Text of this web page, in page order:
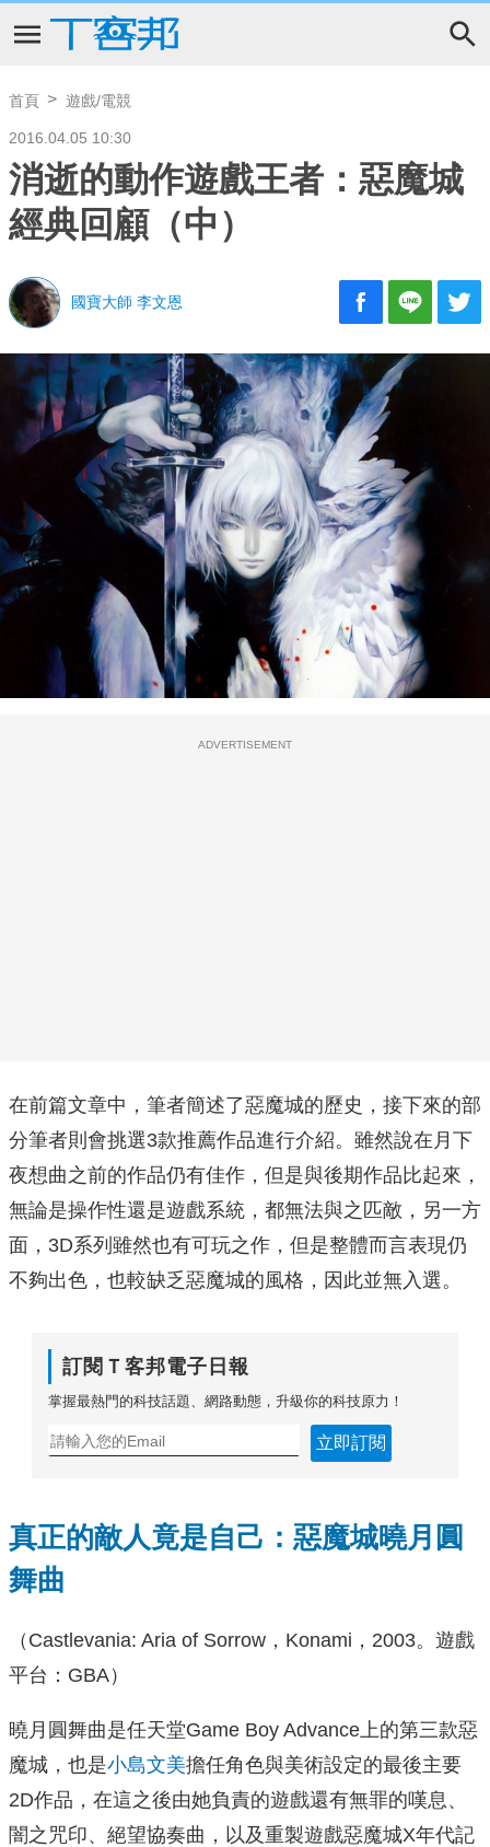
首頁 遊戲/電競
2016.04.05 10:30
消逝的動作遊戲王者：惡魔城
經典回顧（中）
國寶大師 李文恩
ADVERTISEMENT
在前篇文章中，筆者簡述了惡魔城的歷史，接下來的部
分筆者則會挑選3款推薦作品進行介紹。雖然說在月下
夜想曲之前的作品仍有佳作，但是與後期作品比起來，
無論是操作性還是遊戲系統，都無法與之匹敵，另一方
面，3D系列雖然也有可玩之作，但是整體而言表現仍
不夠出色，也較缺乏惡魔城的風格，因此並無入選。
訂閱Ｔ客邦電子日報
掌握最熱門的科技話題、網路動態，升級你的科技原力！
立即訂閱
真正的敵人竟是自己：惡魔城曉月圓
舞曲
（Castlevania: Aria of Sorrow，Konami，2003。遊戲
平台：GBA）
曉月圓舞曲是任天堂Game Boy Advance上的第三款惡
魔城，也是小島文美擔任角色與美術設定的最後主要
2D作品，在這之後由她負責的遊戲還有無罪的嘆息、
闇之咒印、絕望協奏曲，以及重製遊戲惡魔城X年代記